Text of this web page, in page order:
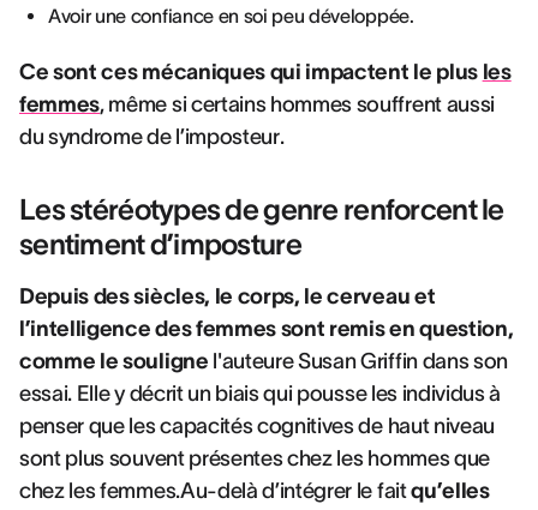
Avoir une confiance en soi peu développée.
Ce sont ces mécaniques qui impactent le plus les
femmes, même si certains hommes souffrent aussi
du syndrome de l’imposteur.
Les stéréotypes de genre renforcent le
sentiment d’imposture
Depuis des siècles, le corps, le cerveau et
l’intelligence des femmes sont remis en question,
comme le souligne l'auteure Susan Griffin dans son
essai. Elle y décrit un biais qui pousse les individus à
penser que les capacités cognitives de haut niveau
sont plus souvent présentes chez les hommes que
chez les femmes.Au-delà d’intégrer le faitqu’elles